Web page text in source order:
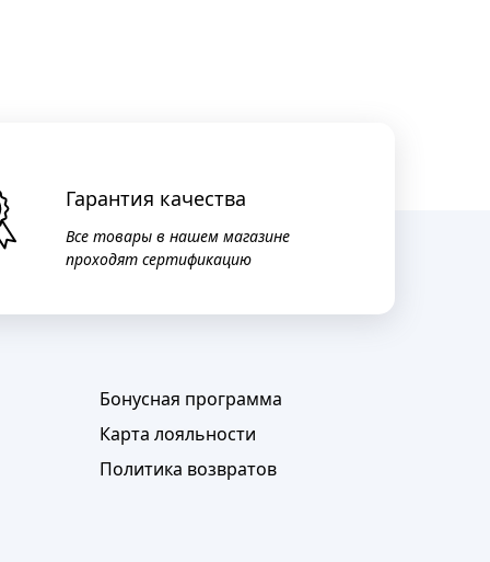
Гарантия качества
Все товары в нашем магазине
проходят сертификацию
Бонусная программа
Карта лояльности
Политика возвратов